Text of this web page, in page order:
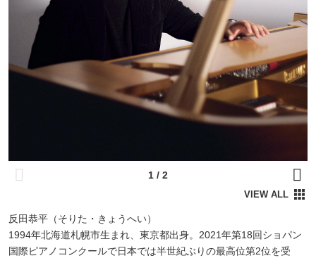
反田恭平（そりた・きょうへい）
1994年北海道札幌市生まれ、東京都出身。2021年第18回ショパン
国際ピアノコンクールで日本では半世紀ぶりの最高位第2位を受